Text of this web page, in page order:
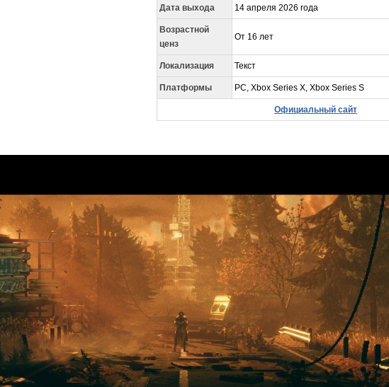
Дата выхода 14 апреля 2026 года
Возрастной
ценз
От 16 лет
Локализация Текст
Платформы PC, Xbox Series X, Xbox Series S
Официальный сайт